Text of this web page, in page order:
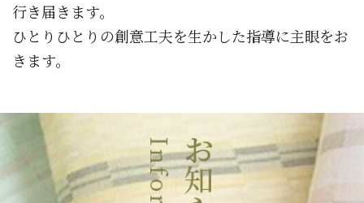
行き届きます。
ひとりひとりの創意工夫を生かした指導に主眼をお
きます。